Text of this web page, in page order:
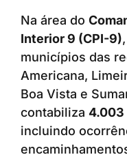
Na área do
Interior 9 (CPI-9)
municípios das
Americana,
Boa Vista e
contabiliza 4.003
incluindo